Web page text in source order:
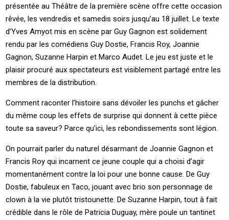
présentée au Théâtre de la première scène offre cette occasion
rêvée, les vendredis et samedis soirs jusqu’au 18 juillet. Le texte
d’Yves Amyot mis en scène par Guy Gagnon est solidement
rendu par les comédiens Guy Dostie, Francis Roy, Joannie
Gagnon, Suzanne Harpin et Marco Audet. Le jeu est juste et le
plaisir procuré aux spectateurs est visiblement partagé entre les
membres de la distribution.
Comment raconter l’histoire sans dévoiler les punchs et gâcher
du même coup les effets de surprise qui donnent à cette pièce
toute sa saveur? Parce qu’ici, les rebondissements sont légion.
On pourrait parler du naturel désarmant de Joannie Gagnon et
Francis Roy qui incarnent ce jeune couple qui a choisi d’agir
momentanément contre la loi pour une bonne cause. De Guy
Dostie, fabuleux en Taco, jouant avec brio son personnage de
clown à la vie plutôt tristounette. De Suzanne Harpin, tout à fait
crédible dans le rôle de Patricia Duguay, mère poule un tantinet